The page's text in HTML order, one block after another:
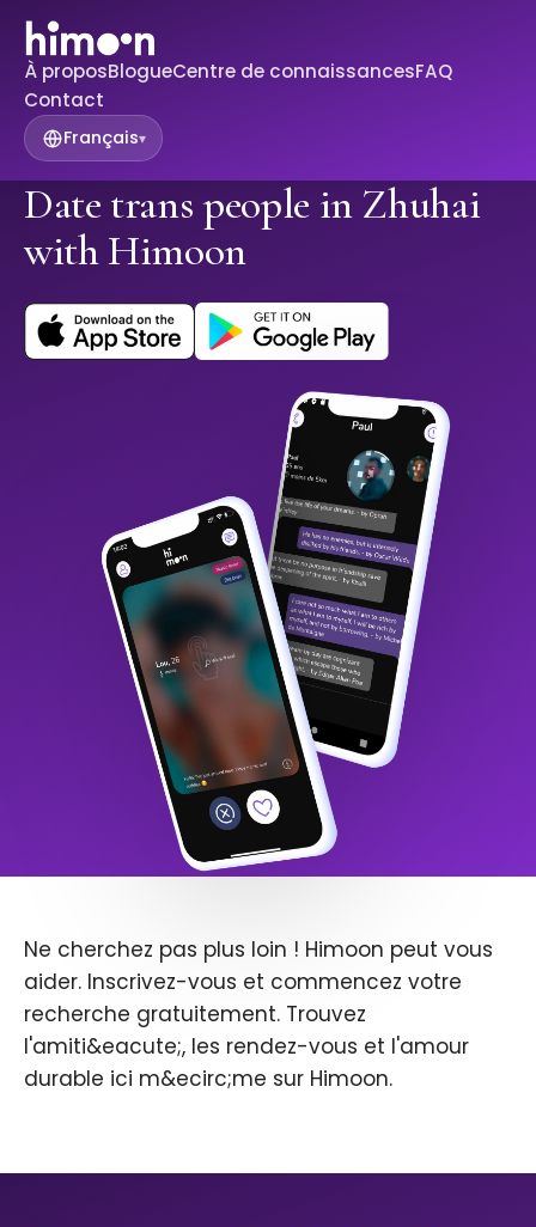
À proposBlogueCentre de connaissancesFAQ
Contact
Français▾
Date trans people in Zhuhai
with Himoon
Ne cherchez pas plus loin ! Himoon peut vous
aider. Inscrivez-vous et commencez votre
recherche gratuitement. Trouvez
l'amiti&eacute;, les rendez-vous et l'amour
durable ici m&ecirc;me sur Himoon.